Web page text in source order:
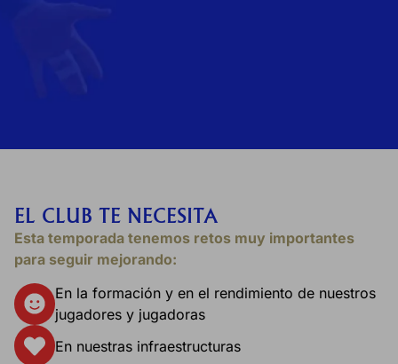
EL CLUB TE NECESITA
Esta temporada tenemos retos muy importantes
para seguir mejorando:
En la formación y en el rendimiento de nuestros
jugadores y jugadoras
En nuestras infraestructuras